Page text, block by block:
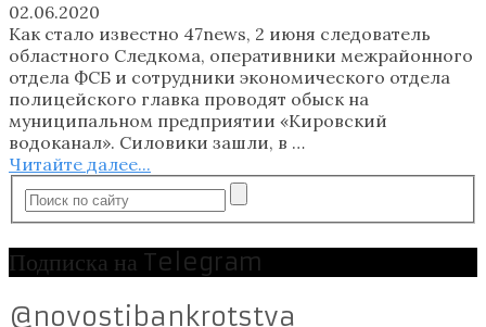
02.06.2020
Как стало известно 47news, 2 июня следователь
областного Следкома, оперативники межрайонного
отдела ФСБ и сотрудники экономического отдела
полицейского главка проводят обыск на
муниципальном предприятии «Кировский
водоканал». Силовики зашли, в …
Читайте далее...
Подписка на Telegram
@novostibankrotstva